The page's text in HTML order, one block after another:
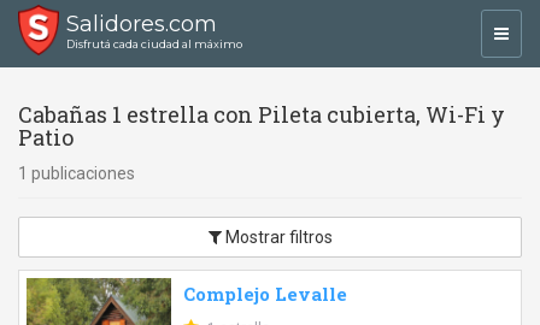
Salidores.com
Disfrutá cada ciudad al máximo
Cabañas 1 estrella con Pileta cubierta, Wi-Fi y
Patio
1 publicaciones
Mostrar filtros
Complejo Levalle